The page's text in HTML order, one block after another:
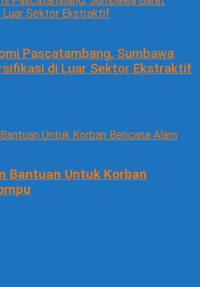
Pascatambang, Sumbawa
di Luar Sektor Ekstraktif
Bantuan Untuk Korban